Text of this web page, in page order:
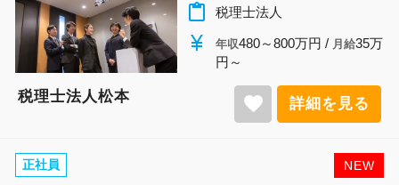
content_paste 税理士法人
currency_yen 年収480～800万円 / 月給35万
円～
税理士法人松本 favorite 詳細を見る
NEW
正社員